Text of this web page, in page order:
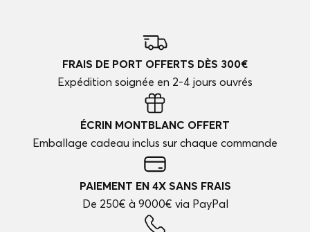
FRAIS DE PORT OFFERTS DÈS 300€
Expédition soignée en 2-4 jours ouvrés
ÉCRIN MONTBLANC OFFERT
Emballage cadeau inclus sur chaque commande
PAIEMENT EN 4X SANS FRAIS
De 250€ à 9000€ via PayPal